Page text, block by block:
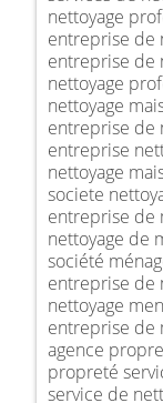
nettoyage
entreprise de
entreprise de
nettoyage
nettoyage
entreprise de
entreprise
nettoyage
societe
entreprise de
nettoyage de
société
entreprise de
nettoyage
entreprise de
agence
propreté
service de